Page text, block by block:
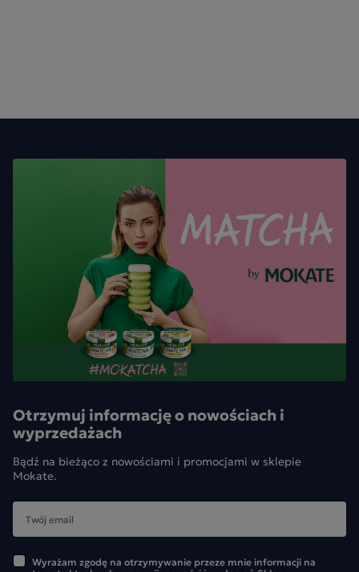
Otrzymuj informację o nowościach i
wyprzedażach
Bądź na bieżąco z nowościami i promocjami w sklepie
Mokate.
Wyrażam zgodę na otrzymywanie przeze mnie informacji na